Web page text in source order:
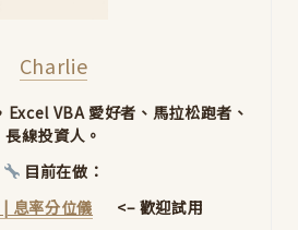
Charlie
VBA 愛好者、馬拉松跑者、
長線投資人。
目前在做：
息率分位儀 <– 歡迎試用